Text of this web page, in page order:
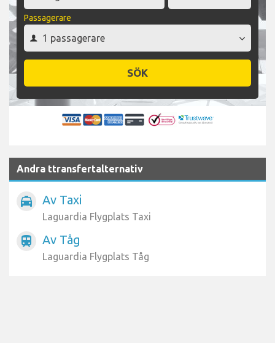
Passagerare
SÖK
Andra ttransfertalternativ
local_taxi Av Taxi
Laguardia Flygplats Taxi
train Av Tåg
Laguardia Flygplats Tåg